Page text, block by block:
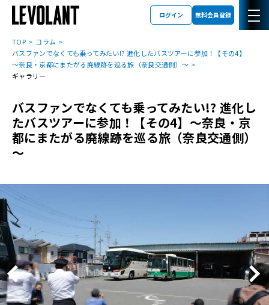
ログイン 無料会員登録
TOP
コラム
バスファンでなくても乗ってみたい!? 進化したバスツアーに参加！【その4】
～奈良・京都にまたがる廃線跡を巡る旅（奈良交通側）～
ギャラリー
バスファンでなくても乗ってみたい!? 進化し
たバスツアーに参加！【その4】～奈良・京
都にまたがる廃線跡を巡る旅（奈良交通側）
～